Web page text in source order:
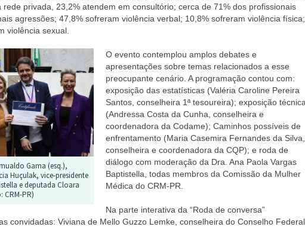
rede privada, 23,2% atendem em consultório; cerca de 71% dos profissionais
agressões; 47,8% sofreram violência verbal; 10,8% sofreram violência
violência sexual.
Gama (esq.),
Huçulak, vice-presidente
e deputada Cloara
CRM-PR)
O evento contemplou amplos debates e
apresentações sobre temas relacionados a esse
preocupante cenário. A programação contou com:
exposição das estatísticas (Valéria Caroline Pereira
Santos, conselheira 1ª tesoureira); exposição técnica
(Andressa Costa da Cunha, conselheira e
coordenadora da Codame); Caminhos possíveis de
enfrentamento (Maria Casemira Fernandes da Silva,
conselheira e coordenadora da CQP); e roda de
diálogo com moderação da Dra. Ana Paola Vargas
Baptistella, todas membros da Comissão da Mulher
Médica do CRM-PR.
Na parte interativa da “Roda de conversa”
convidadas: Viviana de Mello Guzzo Lemke, conselheira do Conselho Federal